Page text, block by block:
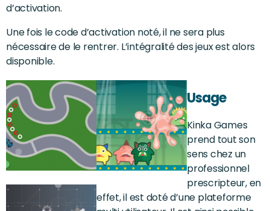
d’activation.
Une fois le code d’activation noté, il ne sera plus
nécessaire de le rentrer. L’intégralité des jeux est alors
disponible.
Usage
Kinka Games
prend tout son
sens chez un
professionnel
prescripteur, en
effet, il est doté d’une plateforme